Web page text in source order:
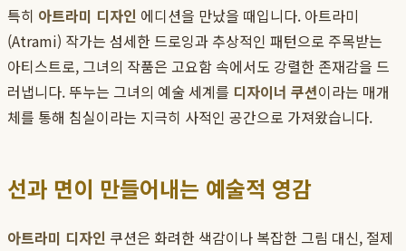
특히 아트라미 디자인 에디션을 만났을 때입니다. 아트라미
(Atrami) 작가는 섬세한 드로잉과 추상적인 패턴으로 주목받는
아티스트로, 그녀의 작품은 고요함 속에서도 강렬한 존재감을 드
러냅니다. 뚜누는 그녀의 예술 세계를 디자이너 쿠션이라는 매개
체를 통해 침실이라는 지극히 사적인 공간으로 가져왔습니다.
선과 면이 만들어내는 예술적 영감
아트라미 디자인 쿠션은 화려한 색감이나 복잡한 그림 대신, 절제